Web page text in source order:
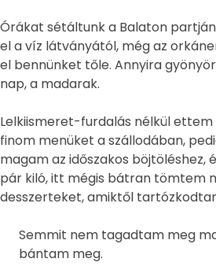
Órákat sétáltunk a Balaton
el a víz látványától, még az
el bennünket tőle. Annyira
nap, a madarak.
Lelkiismeret-furdalás nélkül
finom menüket a szállodában,
magam az időszakos böjtöléshez,
pár kiló, itt mégis bátran tömtem
desszerteket, amiktől
Semmit nem tagadtam meg
bántam meg.